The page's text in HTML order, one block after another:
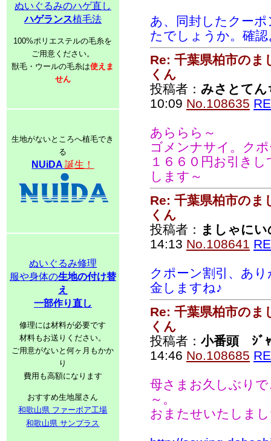
ぬいぐるみのハゲ直し
ハゲランス植毛法
100%ポリエステルの毛糸を
ご用意ください。
獣毛・ウールの毛糸は使えま
せん
生地がないところへ植毛でき
る
NUiDA誕生！
ぬいぐるみ修理
服や身体の生地の付け替
え
一部作り直し
修理には材料が必要です
材料もお送りください。
ご用意がないと何ヶ月もかか
り
費用も高額になります
おすすめ生地屋さん
和歌山県 ファーボア工場
和歌山県 サンプラス
あ、同封したクー
たでしょうか。確
Re: 千葉県柏市の
くん
投稿者： みさとてん
10:09 No.108635
あららら～
ゴメンナサイ。ク
１６６０円お引き
します～
Re: 千葉県柏市の
くん
投稿者： ましゃにい
14:13 No.108641
クポーン割引、あ
金しますね♪
Re: 千葉県柏市の
くん
投稿者： 小番頭 ｼﾞ
14:46 No.108685
母さまお久しぶり
～。
おまたせいたしま